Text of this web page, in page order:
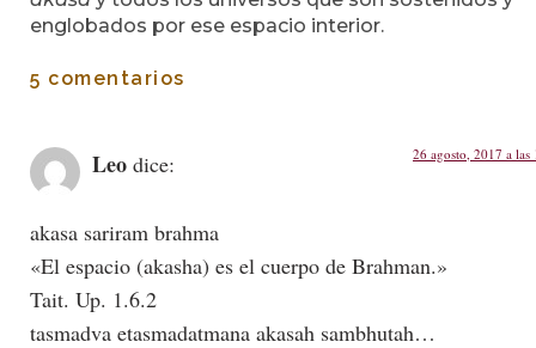
englobados por ese espacio interior.
5 comentarios
Leo dice: 26 agosto, 2017 a las
akasa sariram brahma
«El espacio (akasha) es el cuerpo de Brahman.»
Tait. Up. 1.6.2
tasmadva etasmadatmana akasah sambhutah…